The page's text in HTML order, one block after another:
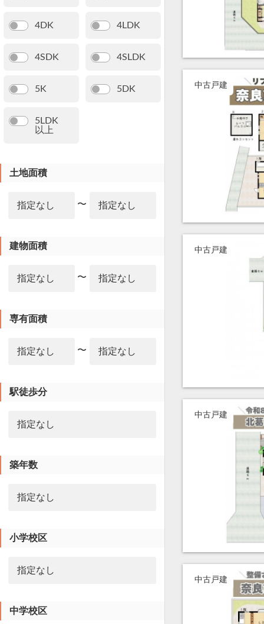
4DK 4LDK
4SDK 4SLDK
5K 5DK
5LDK
以上
土地面積
〜
建物面積
〜
専有面積
〜
駅徒歩分
築年数
小学校区
中学校区
中古戸建
中古戸建
中古戸建
中古戸建